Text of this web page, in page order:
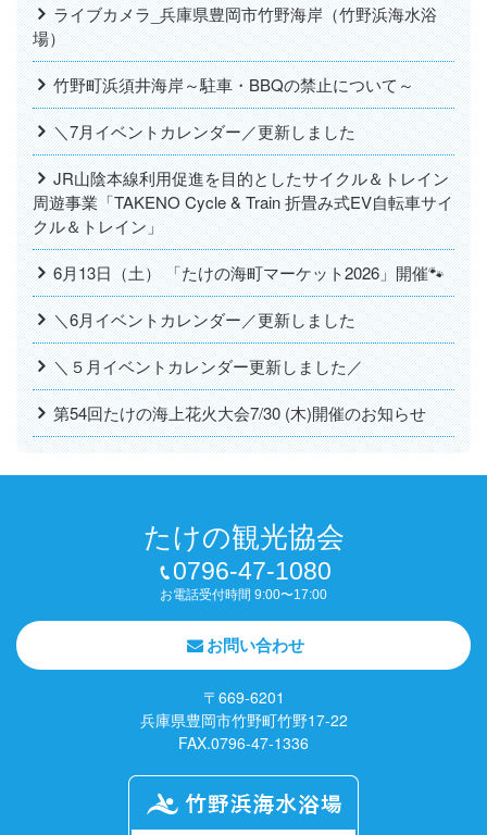
ライブカメラ_兵庫県豊岡市竹野海岸（竹野浜海水浴
場）
竹野町浜須井海岸～駐車・BBQの禁止について～
＼7月イベントカレンダー／更新しました
JR山陰本線利用促進を目的としたサイクル＆トレイン
周遊事業「TAKENO Cycle & Train 折畳み式EV自転車サイ
クル＆トレイン」
6月13日（土） 「たけの海町マーケット2026」開催🐾
＼6月イベントカレンダー／更新しました
＼５月イベントカレンダー更新しました／
第54回たけの海上花火大会7/30 (木)開催のお知らせ
たけの観光協会
0796-47-1080
お電話受付時間 9:00〜17:00
お問い合わせ
〒669-6201
兵庫県豊岡市竹野町竹野17-22
FAX.0796-47-1336